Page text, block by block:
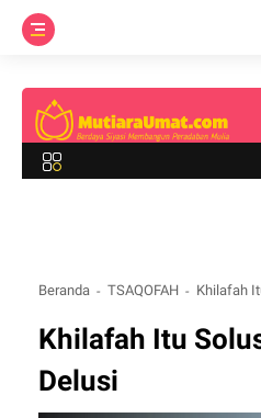
Beranda TSAQOFAH Khilafah
Khilafah Itu
Delusi